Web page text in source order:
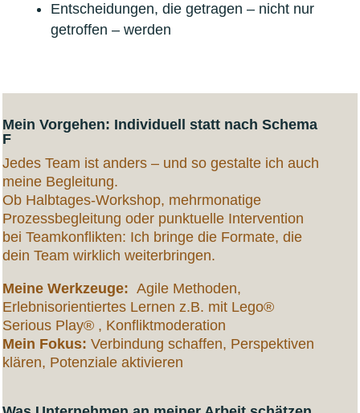
Entscheidungen, die getragen – nicht nur
getroffen – werden
Mein Vorgehen: Individuell statt nach Schema
F
Jedes Team ist anders – und so gestalte ich auch
meine Begleitung.
Ob Halbtages-Workshop, mehrmonatige
Prozessbegleitung oder punktuelle Intervention
bei Teamkonflikten: Ich bringe die Formate, die
dein Team wirklich weiterbringen.
Meine Werkzeuge: Agile Methoden,
Erlebnisorientiertes Lernen z.B. mit Lego®
Serious Play® , Konfliktmoderation
Mein Fokus:Verbindung schaffen, Perspektiven
klären, Potenziale aktivieren